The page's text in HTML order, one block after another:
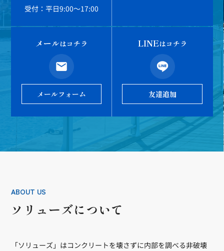
受付：平日9:00～17:00
メールはコチラ
メールフォーム
LINEはコチラ
友達追加
ABOUT US
ソリューズについて
「ソリューズ」はコンクリートを壊さずに内部を調べる非破壊